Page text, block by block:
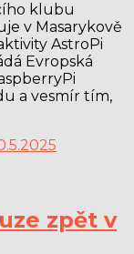
klubu
v Masarykově
AstroPi
Evropská
a vesmír tím,
zpět v